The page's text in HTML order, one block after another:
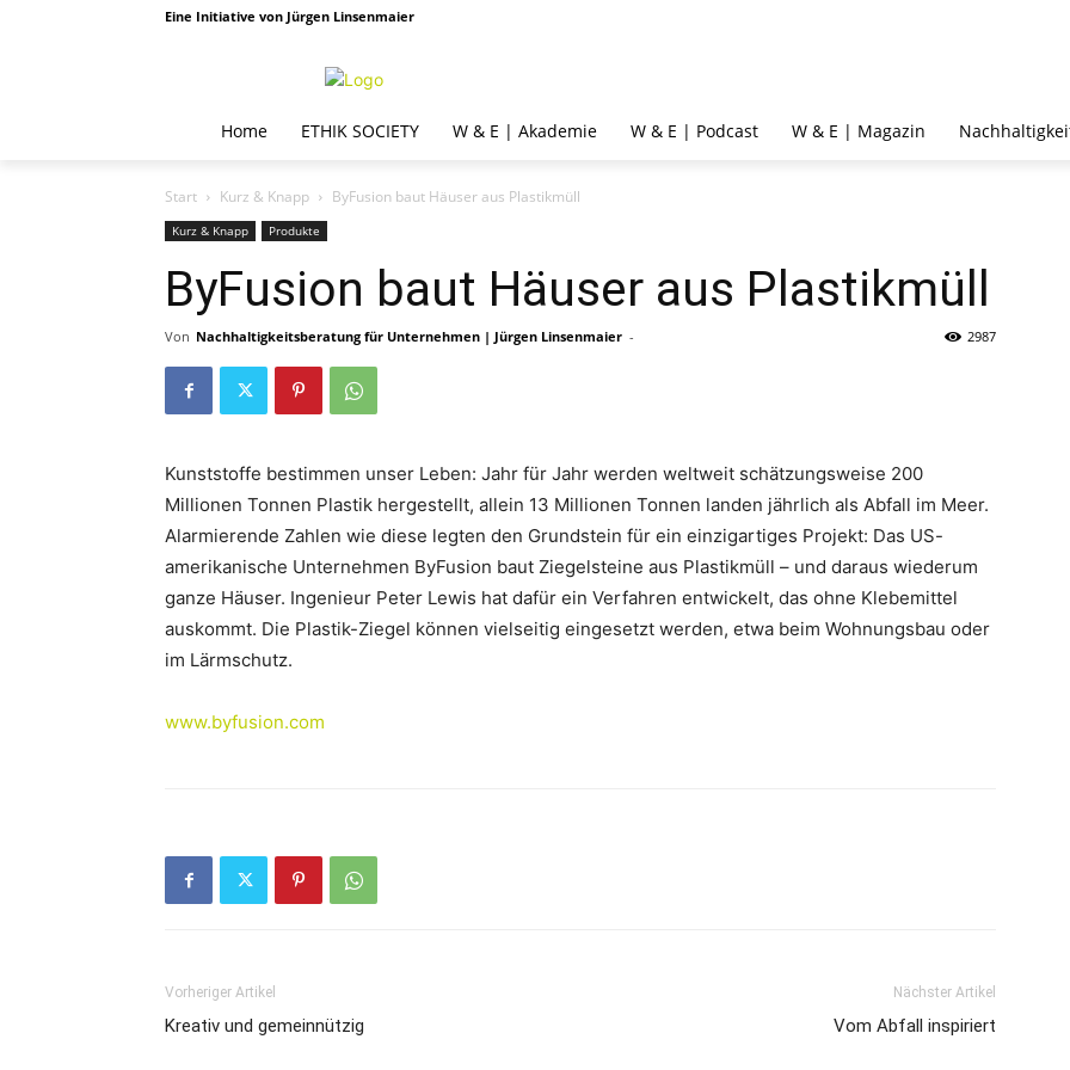
Eine Initiative von Jürgen Linsenmaier
Home ETHIK SOCIETY W & E | Akademie W & E | Podcast W & E | Magazin
Start Kurz & Knapp ByFusion baut Häuser aus Plastikmüll
Kurz & Knapp Produkte
ByFusion baut Häuser aus Plastikmüll
Von Nachhaltigkeitsberatung für Unternehmen | Jürgen Linsenmaier - 2987
Kunststoffe bestimmen unser Leben: Jahr für Jahr werden weltweit schätzungsweise 200
Millionen Tonnen Plastik hergestellt, allein 13 Millionen Tonnen landen jährlich als Abfall im Meer.
Alarmierende Zahlen wie diese legten den Grundstein für ein einzigartiges Projekt: Das US-
amerikanische Unternehmen ByFusion baut Ziegelsteine aus Plastikmüll – und daraus wiederum
ganze Häuser. Ingenieur Peter Lewis hat dafür ein Verfahren entwickelt, das ohne Klebemittel
auskommt. Die Plastik-Ziegel können vielseitig eingesetzt werden, etwa beim Wohnungsbau oder
im Lärmschutz.
www.byfusion.com
Vorheriger Artikel
Kreativ und gemeinnützig
Nächster Artikel
Vom Abfall inspiriert